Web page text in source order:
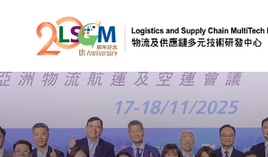
跳到內容（按回車鍵）
會員
A A